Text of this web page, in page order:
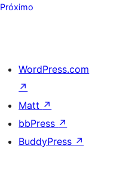
Próximo
WordPress.com
↗
Matt ↗
bbPress ↗
BuddyPress ↗